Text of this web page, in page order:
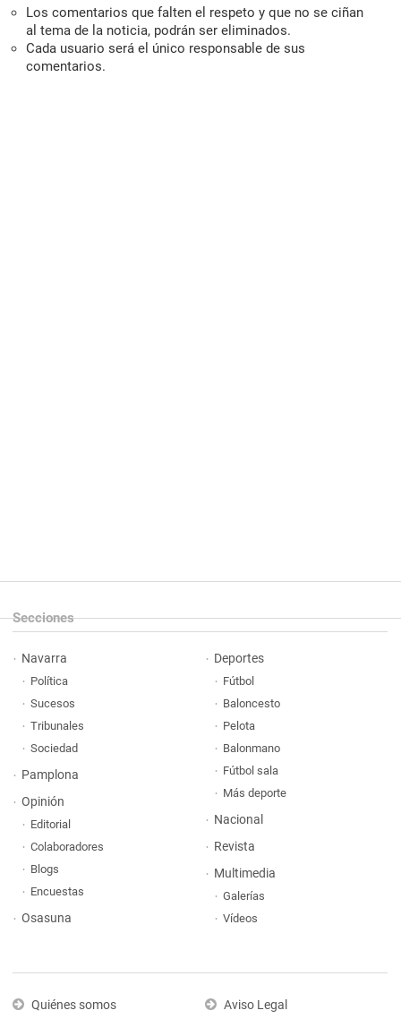
Los comentarios que falten el respeto y que no se ciñan
al tema de la noticia, podrán ser eliminados.
Cada usuario será el único responsable de sus
comentarios.
Secciones
Navarra
Política
Sucesos
Tribunales
Sociedad
Pamplona
Opinión
Editorial
Colaboradores
Blogs
Encuestas
Osasuna
Deportes
Fútbol
Baloncesto
Pelota
Balonmano
Fútbol sala
Más deporte
Nacional
Revista
Multimedia
Galerías
Vídeos
Quiénes somos Aviso Legal